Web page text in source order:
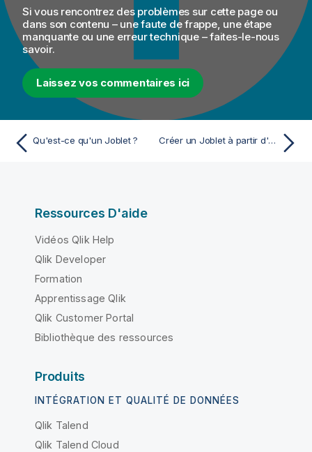
m
a
t
o
n
s
Si vous rencontrez des problèmes sur cette page ou
dans son contenu – une faute de frappe, une étape
manquante ou une erreur technique – faites-le-nous
savoir.
Laissez vos commentaires ici
Qu'est-ce qu'un Joblet ? Créer un Joblet à partir d'un Job
Ressources D'aide
Vidéos Qlik Help
Qlik Developer
Formation
Apprentissage Qlik
Qlik Customer Portal
Bibliothèque des ressources
Produits
INTÉGRATION ET QUALITÉ DE DONNÉES
Qlik Talend
Qlik Talend Cloud